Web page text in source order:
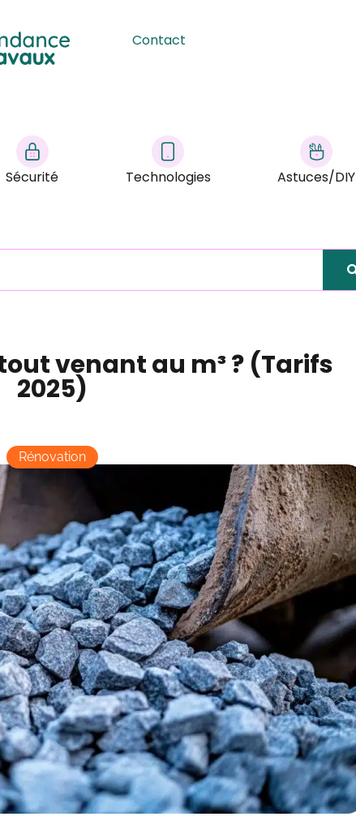
Contact
Sécurité Technologies Astuces/DIY
venant au m³ ? (Tarifs
2025)
Rénovation